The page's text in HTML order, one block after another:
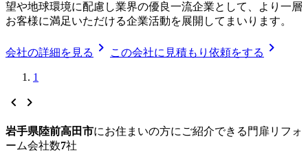
望や地球環境に配慮し業界の優良一流企業として、より一層
お客様に満足いただける企業活動を展開してまいります。
会社の詳細を見る chevron_right この会社に見積もり依頼をする chevron_right
1
chevron_left chevron_right
岩手県陸前高田市にお住まいの方にご紹介できる 門扉リフォ
ーム会社数7社